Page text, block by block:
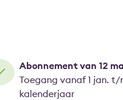
Abonnement van 12
Toegang vanaf 1 jan. t/
kalenderjaar